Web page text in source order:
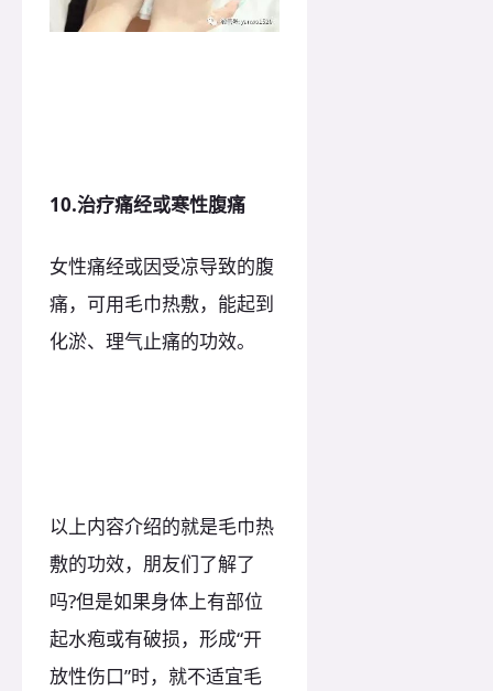
10.治疗痛经或寒性腹痛
女性痛经或因受凉导致的腹
痛，可用毛巾热敷，能起到
化淤、理气止痛的功效。
以上内容介绍的就是毛巾热
敷的功效，朋友们了解了
吗?但是如果身体上有部位
起水疱或有破损，形成“开
放性伤口”时，就不适宜毛